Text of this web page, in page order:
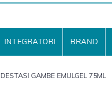
INTEGRATORI BRAND
DESTASI GAMBE EMULGEL 75ML